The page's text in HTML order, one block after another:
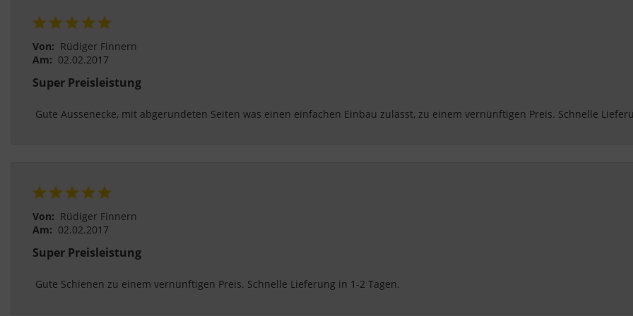
Von: Rüdiger Finnern
Am: 02.02.2017
Super Preisleistung
Gute Aussenecke, mit abgerundeten Seiten was einen einfachen Einbau zulässt, zu einem vernünftigen Preis. Schnelle
Von: Rüdiger Finnern
Am: 02.02.2017
Super Preisleistung
Gute Schienen zu einem vernünftigen Preis. Schnelle Lieferung in 1-2 Tagen.
beschriebene Übertragung nicht statt.